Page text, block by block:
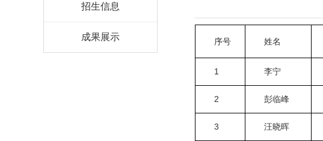
招生信息
成果展示 序号 姓名
1 李宁
2 彭临峰
3 汪晓晖